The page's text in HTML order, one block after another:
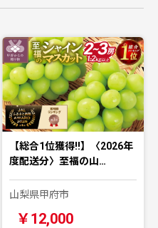
【総合1位獲得!!】〈2026年
度配送分〉至福の山…
山梨県甲府市
￥12,000